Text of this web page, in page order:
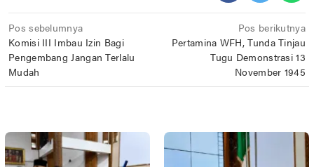
Navigasi
pos
Pos sebelumnya
Komisi III Imbau Izin Bagi
Pengembang Jangan Terlalu
Mudah
Pos berikutnya
Pertamina WFH, Tunda Tinjau
Tugu Demonstrasi 13
November 1945